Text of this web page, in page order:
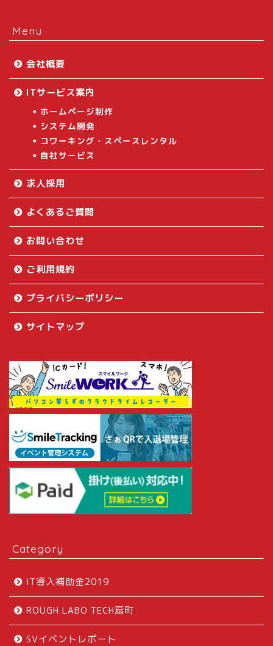
Menu
会社概要
ITサービス案内
ホームページ制作
システム開発
コワーキング・スペースレンタル
自社サービス
求人採用
よくあるご質問
お問い合わせ
ご利用規約
プライバシーポリシー
サイトマップ
Category
IT導入補助金2019
ROUGH LABO TECH扇町
SVイベントレポート